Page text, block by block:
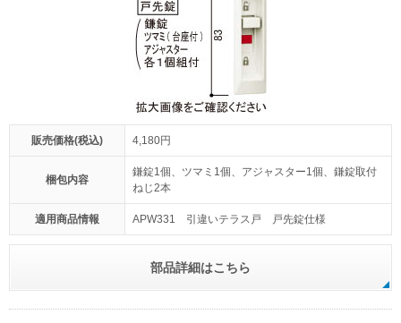
販売価格(税込) 4,180円
梱包内容
鎌錠1個、ツマミ1個、アジャスター1個、鎌錠取付
ねじ2本
適用商品情報 APW331 引違いテラス戸 戸先錠仕様
部品詳細はこちら